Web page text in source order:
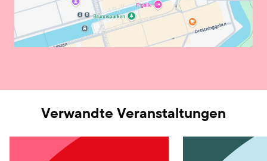
Verwandte Veranstaltungen